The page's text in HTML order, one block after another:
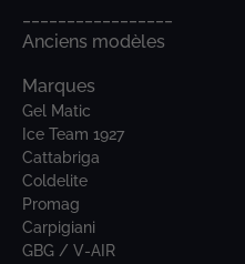
Anciens modèles
Marques
Gel Matic
Ice Team 1927
Cattabriga
Coldelite
Promag
Carpigiani
GBG / V-AIR